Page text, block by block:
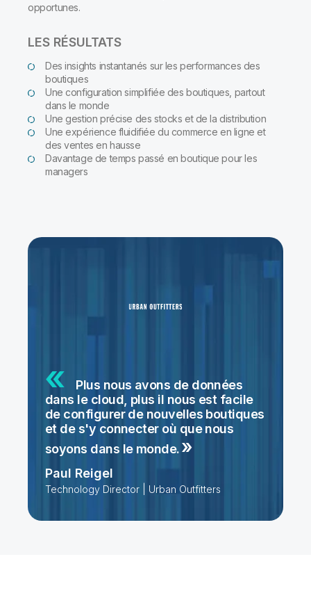
opportunes.
LES RÉSULTATS
Des insights instantanés sur les performances des
boutiques
Une configuration simplifiée des boutiques, partout
dans le monde
Une gestion précise des stocks et de la distribution
Une expérience fluidifiée du commerce en ligne et
des ventes en hausse
Davantage de temps passé en boutique pour les
managers
Plus nous avons de données
dans le cloud, plus il nous est facile
de configurer de nouvelles boutiques
et de s'y connecter où que nous
soyons dans le monde.
Paul Reigel
Technology Director | Urban Outfitters